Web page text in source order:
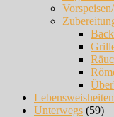
Lebensweisheiten
Unterwegs (59)